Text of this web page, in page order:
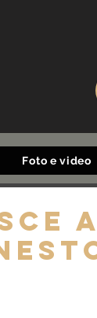
Foto e video